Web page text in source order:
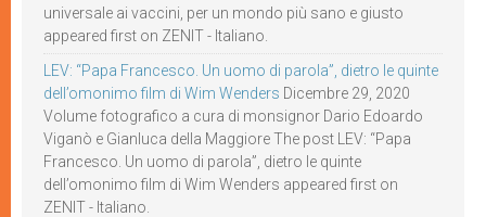
universale ai vaccini, per un mondo più sano e giusto
appeared first on ZENIT - Italiano.
LEV: “Papa Francesco. Un uomo di parola”, dietro le quinte
dell’omonimo film di Wim Wenders Dicembre 29, 2020
Volume fotografico a cura di monsignor Dario Edoardo
Viganò e Gianluca della Maggiore The post LEV: “Papa
Francesco. Un uomo di parola”, dietro le quinte
dell’omonimo film di Wim Wenders appeared first on
ZENIT - Italiano.